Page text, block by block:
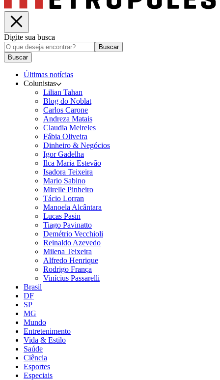
Digite sua busca
Buscar
Buscar
Últimas notícias
Colunistas
Lilian Tahan
Blog do Noblat
Carlos Carone
Andreza Matais
Claudia Meireles
Fábia Oliveira
Dinheiro & Negócios
Igor Gadelha
Ilca Maria Estevão
Isadora Teixeira
Mario Sabino
Mirelle Pinheiro
Tácio Lorran
Manoela Alcântara
Lucas Pasin
Tiago Pavinatto
Demétrio Vecchioli
Reinaldo Azevedo
Milena Teixeira
Alfredo Henrique
Rodrigo França
Vinícius Passarelli
Brasil
DF
SP
MG
Mundo
Entretenimento
Vida & Estilo
Saúde
Ciência
Esportes
Especiais